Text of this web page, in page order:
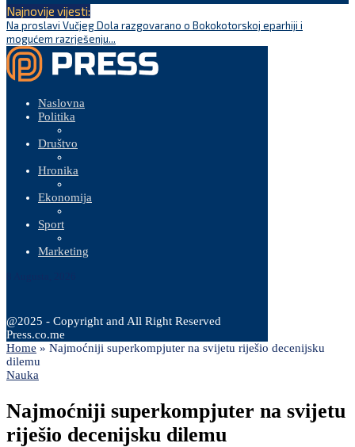
Najnovije vijesti:
Na proslavi Vučjeg Dola razgovarano o Bokokotorskoj eparhiji i
mogućem razrješenju...
Naslovna
Politika
Društvo
Hronika
Ekonomija
Sport
Marketing
@2025 - Copyright and All Right Reserved
Press.co.me
Home » Najmoćniji superkompjuter na svijetu riješio decenijsku
dilemu
Nauka
Najmoćniji superkompjuter na svijetu
riješio decenijsku dilemu